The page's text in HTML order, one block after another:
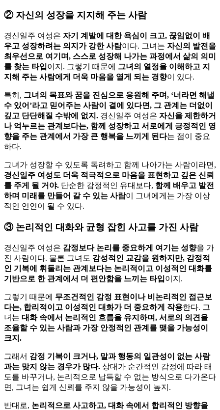
② 자신의 성장을 지지해 주는 사람
경신일주 여성은 자기 계발에 대한 욕심이 크고, 끊임없이 배
우고 성장하려는 의지가 강한 사람이다. 그녀는 자신의 발전을
최우선으로 여기며, 스스로 성장해 나가는 과정에서 삶의 의미
를 찾는 타입이지. 그렇기 때문에 그녀의 열정을 이해하고 지
지해 주는 사람에게 더욱 마음을 열게 되는 경향이 있다.
특히, 그녀의 목표와 꿈을 진심으로 응원해 주며, ‘너라면 해낼
수 있어’라고 믿어주는 사람이 곁에 있다면, 그 관계는 더없이
깊고 단단해질 수밖에 없지. 경신일주 여성은 자신을 제한하거
나 억누르는 관계보다는, 함께 성장하고 서로에게 긍정적인 영
향을 주는 관계에서 가장 큰 행복을 느끼게 된다는 점이 중요
하다.
그녀가 성장할 수 있도록 독려하고 함께 나아가는 사람이라면,
경신일주 여성도 더욱 적극적으로 마음을 표현하고 깊은 신뢰
를 주게 될 거야. 단순한 감정적인 유대보다, 함께 배우고 발전
하며 미래를 만들어 갈 수 있는 사람이 그녀에게는 가장 이상
적인 연인이 될 수 있다.
③ 논리적인 대화와 균형 잡힌 사고를 가진 사람
경신일주 여성은 감정보다 논리를 중요하게 여기는 성향을 가
진 사람이다. 물론 그녀도 감성적인 교감을 원하지만, 감정적
인 기복에 휘둘리는 관계보다는 논리적이고 이성적인 대화를
기반으로 한 관계에서 더 편안함을 느끼는 타입이지.
그렇기 때문에 무조건적인 감정 표현이나 비논리적인 접근보
다는, 합리적이고 이성적인 대화가 더 중요하게 작용한다. 그
녀는 대화 속에서 논리적인 흐름을 유지하며, 서로의 의견을
조율할 수 있는 사람과 가장 안정적인 관계를 맺을 가능성이
크지.
그래서 감정 기복이 크거나, 말과 행동의 일관성이 없는 사람
과는 맞지 않는 경우가 많다. 상대가 순간적인 감정에 따라 태
도를 바꾸거나, 논리적으로 납득할 수 없는 방식으로 다가온다
면, 그녀는 쉽게 신뢰를 주지 않을 가능성이 높지.
반대로, 논리적으로 사고하고, 대화 속에서 합리적인 방향을